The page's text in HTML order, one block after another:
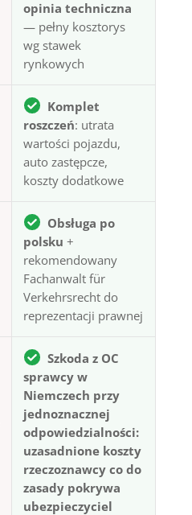
opinia techniczna
— pełny kosztorys
wg stawek
rynkowych
Komplet
roszczeń: utrata
wartości pojazdu,
auto zastępcze,
koszty dodatkowe
Obsługa po
polsku +
rekomendowany
Fachanwalt für
Verkehrsrecht do
reprezentacji prawnej
Szkoda z OC
sprawcy w
Niemczech przy
jednoznacznej
odpowiedzialności:
uzasadnione koszty
rzeczoznawcy co do
zasady pokrywa
ubezpieczyciel